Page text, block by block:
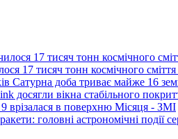
17 тисяч тонн космічного сміття
Сатурна доба триває майже 16
досягли вікна стабільного
врізалася в поверхню Місяця - ЗМІ
головні астрономічні події